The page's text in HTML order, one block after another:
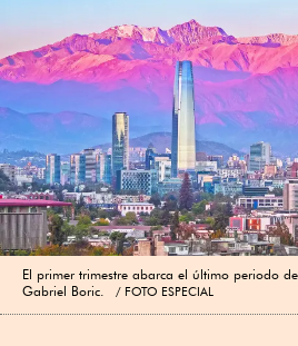
El primer trimestre abarca el último periodo
Gabriel Boric.
FOTO ESPECIAL